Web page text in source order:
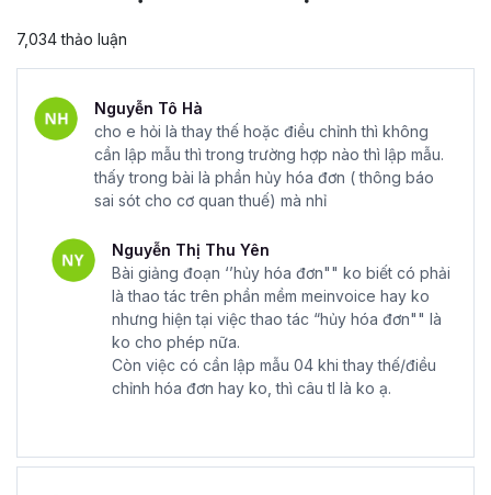
7,034 thảo luận
Nguyễn Tô Hà
cho e hỏi là thay thế hoặc điều chỉnh thì không
cần lập mẫu thì trong trường hợp nào thì lập mẫu.
thấy trong bài là phần hủy hóa đơn ( thông báo
sai sót cho cơ quan thuế) mà nhỉ
Nguyễn Thị Thu Yên
Bài giảng đoạn ‘’hủy hóa đơn"" ko biết có phải
là thao tác trên phần mềm meinvoice hay ko
nhưng hiện tại việc thao tác “hủy hóa đơn"" là
ko cho phép nữa.
Còn việc có cần lập mẫu 04 khi thay thế/điều
chỉnh hóa đơn hay ko, thì câu tl là ko ạ.